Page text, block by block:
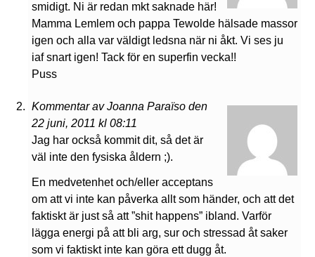
smidigt. Ni är redan mkt saknade här!
Mamma Lemlem och pappa Tewolde hälsade massor
igen och alla var väldigt ledsna när ni åkt. Vi ses ju
iaf snart igen! Tack för en superfin vecka!!
Puss
Kommentar av Joanna Paraïso den
22 juni, 2011 kl 08:11
Jag har också kommit dit, så det är
väl inte den fysiska åldern ;).
En medvetenhet och/eller acceptans
om att vi inte kan påverka allt som händer, och att det
faktiskt är just så att ”shit happens” ibland. Varför
lägga energi på att bli arg, sur och stressad åt saker
som vi faktiskt inte kan göra ett dugg åt.